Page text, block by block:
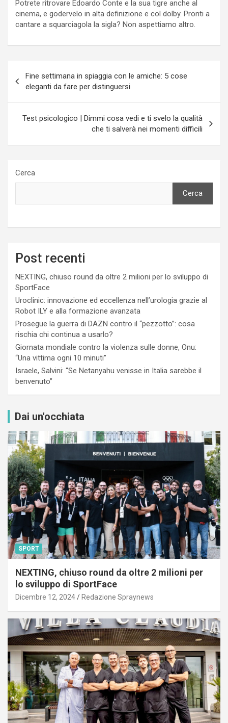
Potrete ritrovare Edoardo Conte e la sua tigre anche al
cinema, e godervelo in alta definizione e col dolby. Pronti a
cantare a squarciagola la sigla? Non aspettiamo altro.
articoli
Fine settimana in spiaggia con le amiche: 5 cose
eleganti da fare per distinguersi
Test psicologico | Dimmi cosa vedi e ti svelo la qualità
che ti salverà nei momenti difficili
Cerca
Cerca
Post recenti
NEXTING, chiuso round da oltre 2 milioni per lo sviluppo di
SportFace
Uroclinic: innovazione ed eccellenza nell’urologia grazie al
Robot ILY e alla formazione avanzata
Prosegue la guerra di DAZN contro il “pezzotto”: cosa
rischia chi continua a usarlo?
Giornata mondiale contro la violenza sulle donne, Onu:
“Una vittima ogni 10 minuti”
Israele, Salvini: “Se Netanyahu venisse in Italia sarebbe il
benvenuto”
Dai un'occhiata
SPORT
NEXTING, chiuso round da oltre 2 milioni per
lo sviluppo di SportFace
Dicembre 12, 2024 Redazione Spraynews